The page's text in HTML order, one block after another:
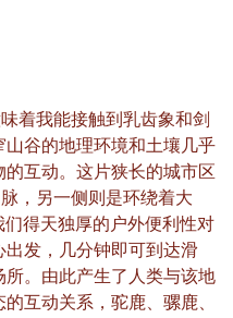
着我能接触到乳齿象和剑
谷的地理环境和土壤几乎
互动。这片狭长的城市区
，另一侧则是环绕着大
们得天独厚的户外便利性对
发，几分钟即可到达滑
。由此产生了人类与该地
互动关系，驼鹿、骡鹿、